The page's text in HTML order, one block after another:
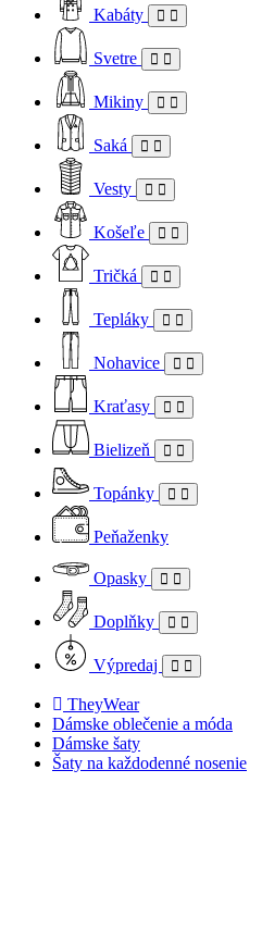
Kabáty
Svetre
Mikiny
Saká
Vesty
Košeľe
Tričká
Tepláky
Nohavice
Kraťasy
Bielizeň
Topánky
Peňaženky
Opasky
Doplňky
Výpredaj
TheyWear
Dámske oblečenie a móda
Dámske šaty
Šaty na každodenné nosenie